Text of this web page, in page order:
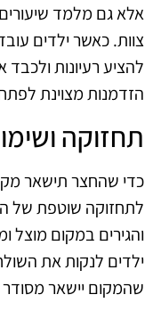
אלא גם מלמד
צוות. כאשר ילדים
להציע רעיונות
הזדמנות מצוינת
תחזוקה
כדי שהחצר תישאר
לתחזוקה שוטפת של
והגירים במקום מוצל
ילדים לנקות את
שהמקום יישאר מסודר